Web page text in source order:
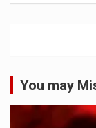
You may